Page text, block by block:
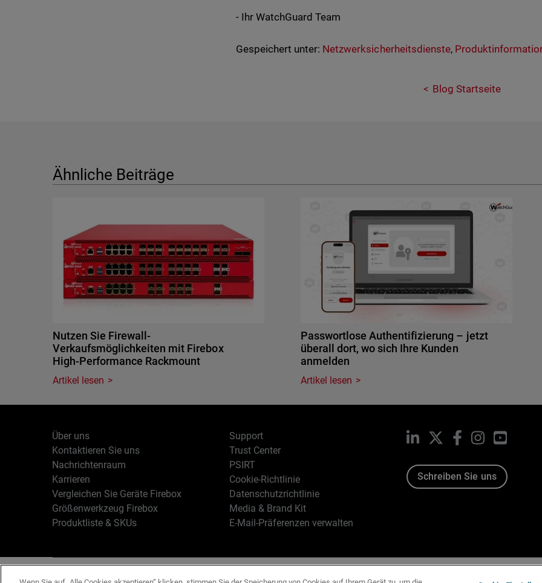
- Ihr WatchGuard Team
Gespeichert unter: Netzwerksicherheitsdienste,
Blog Startseite
Ähnliche Beiträge
Nutzen Sie Firewall-
Verkaufsmöglichkeiten mit Firebox
High-Performance Rackmount
Artikel lesen
Passwortlose Authentifizierung – jetzt
überall dort, wo sich Ihre Kunden
anmelden
Artikel lesen
Über uns
Kontaktieren Sie uns
Nachrichtenraum
Karrieren
Vergleichen Sie Geräte Firebox
Größenwerkzeug Firebox
Produktliste & SKUs
Support
Trust Center
PSIRT
Cookie-Richtlinie
Datenschutzrichtlinie
Media & Brand Kit
E-Mail-Präferenzen verwalten
LinkedIn Facebook
Instagram
Schreiben Sie uns
Copyright © 1996-2026 WatchGuard Technologies, Inc. Alle Rechte